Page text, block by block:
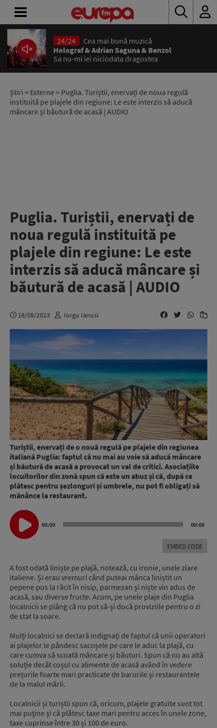
24/24
Cea mai bună muzică
Holograf & Adrian Saguna & Benzol
Sa nu-mi iei niciodata dragostea
Știri > Externe> Puglia. Turiștii, enervați de noua regulă
instituită pe plajele din regiune: Le este interzis să aducă
mâncare și băutură de acasă | AUDIO
Puglia. Turiștii, enervați de
noua regulă instituită pe
plajele din regiune: Le este
interzis să aducă mâncare și
băutură de acasă | AUDIO
18/08/2023 Iorgu Ianusi
Turiștii, enervați de o nouă regulă pe plajele din regiunea
italiană Puglia: faptul că nu mai au voie să aducă mâncare
și băutură de acasă a provocat un val de critici. Asociațiile
locuitorilor din zonă spun că este un abuz și că, după ce
plătesc pentru șezlonguri și umbrele, nu pot fi obligați să
mănânce la restaurant.
Audio
Player
00:00 00:00
EMBED CODE
A fost odată liniște pe plajă, notează, cu ironie, unele ziare
italiene. Și erau vremuri când puteai mânca liniștit un
pepene pus la răcit în nisip, parmezan și niște vin adus de
acasă, sau diverse fructe. Acum, pe unele plaje din Puglia
localnicii se plâng că nu pot să-și ducă proviziile pentru o zi
de stat la soare.
Mulți localnici se declară indignați de faptul că unii operatori
ai plajelor le pândesc sacoșele pe care le aduc la plajă, cu
care cumva să scoată mâncare și băuturi. Spun că nu au altă
soluție decât coșul cu alimente de acasă având în vedere
prețurile foarte mari practicate de barurile și restaurantele
de la malul mării.
Localnicii și turiștii spun că, oricum, plajele gratuite sunt tot
mai puține și că plătesc taxe mari pentru acces în unele zone,
taxe cuprinse între 30 și 100 de euro.
ACASĂ
ȘTIRI
RADIO
CONCURSURI